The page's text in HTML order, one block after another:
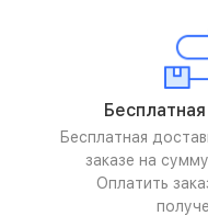
Бесплатная
заказе на
Оплатить